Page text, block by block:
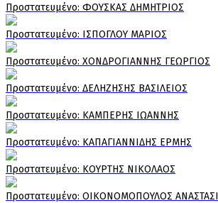
Πρoστατευμένο: ΦΟΥΣΚΑΣ ΔΗΜΗΤΡΙΟΣ
Πρoστατευμένο: ΙΣΠΟΓΛΟΥ ΜΑΡΙΟΣ
Πρoστατευμένο: ΧΟΝΔΡΟΓΙΑΝΝΗΣ ΓΕΩΡΓΙΟΣ
Πρoστατευμένο: ΔΕΛΗΖΗΣΗΣ ΒΑΣΙΛΕΙΟΣ
Πρoστατευμένο: ΚΑΜΠΕΡΗΣ ΙΩΑΝΝΗΣ
Πρoστατευμένο: ΚΑΠΑΓΙΑΝΝΙΔΗΣ ΕΡΜΗΣ
Πρoστατευμένο: ΚΟΥΡΤΗΣ ΝΙΚΟΛΑΟΣ
Πρoστατευμένο: ΟΙΚΟΝΟΜΟΠΟΥΛΟΣ